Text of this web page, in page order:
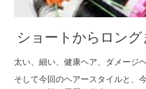
ショートからロン
太い、細い、健康ヘア、ダメージ
そして今回のヘアースタイルと、